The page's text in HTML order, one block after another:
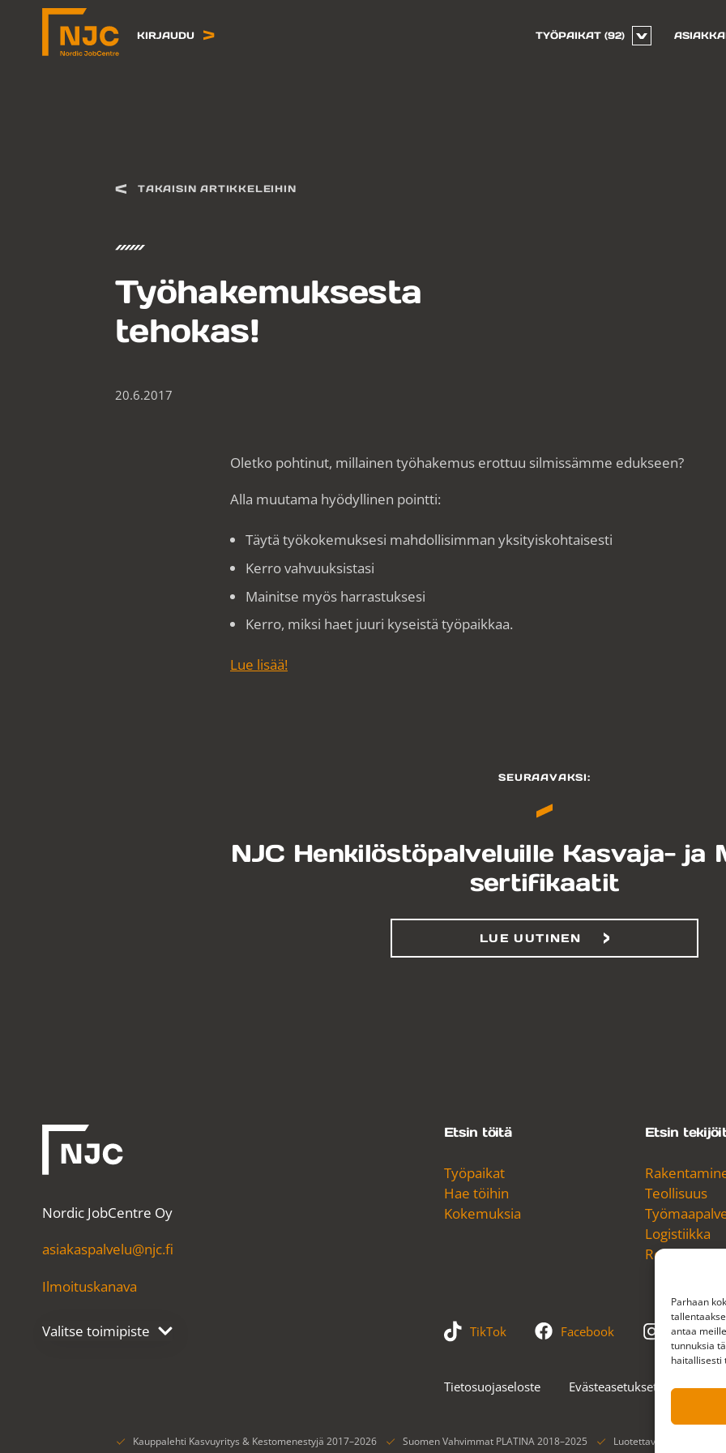
Parhaan
antaa
tunnuksia
haitallisesti
KIRJAUDU TYÖPAIKAT(92)
TAKAISIN ARTIKKELEIHIN
Työhakemuksesta
tehokas!
20.6.2017
Oletko pohtinut, millainen työhakemus erottuu silmissämme edukseen?
Alla muutama hyödyllinen pointti:
Täytä työkokemuksesi mahdollisimman yksityiskohtaisesti
Kerro vahvuuksistasi
Mainitse myös harrastuksesi
Kerro, miksi haet juuri kyseistä työpaikkaa.
Lue lisää!
SEURAAVAKSI:
NJC Henkilöstöpalveluille Kasvaja- ja
sertifikaatit
LUE UUTINEN
Nordic JobCentre Oy
asiakaspalvelu@njc.fi
Ilmoituskanava
Etsin töitä
Työpaikat
Hae töihin
Kokemuksia
Etsin
Teollisuus
Logistiikka
Referenssit
TikTok Facebook Instagram
Tietosuojaseloste Evästeasetukset
Kauppalehti Kasvuyritys & Kestomenestyjä 2017–2026 Suomen Vahvimmat PLATINA 2018–2025 Luotettava Kumppani® -